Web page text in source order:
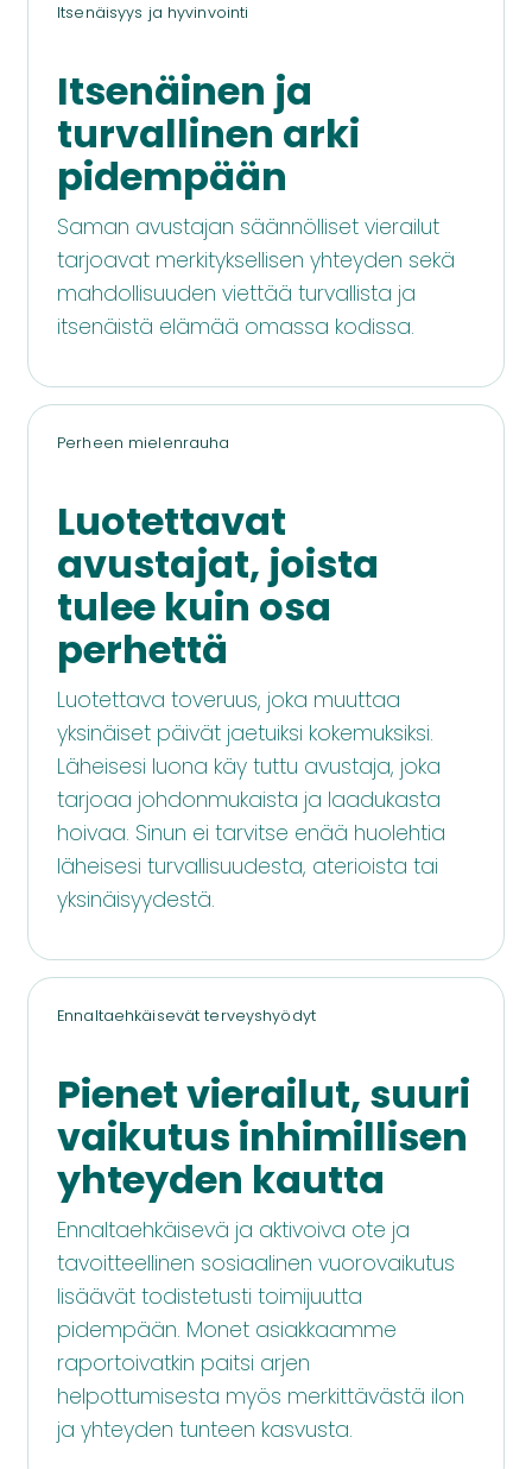
Itsenäisyys ja hyvinvointi
Itsenäinen ja
turvallinen arki
pidempään
Saman avustajan säännölliset vierailut
tarjoavat merkityksellisen yhteyden sekä
mahdollisuuden viettää turvallista ja
itsenäistä elämää omassa kodissa.
Perheen mielenrauha
Luotettavat
avustajat, joista
tulee kuin osa
perhettä
Luotettava toveruus, joka muuttaa
yksinäiset päivät jaetuiksi kokemuksiksi.
Läheisesi luona käy tuttu avustaja, joka
tarjoaa johdonmukaista ja laadukasta
hoivaa. Sinun ei tarvitse enää huolehtia
läheisesi turvallisuudesta, aterioista tai
yksinäisyydestä.
Ennaltaehkäisevät terveyshyödyt
Pienet vierailut, suuri
vaikutus inhimillisen
yhteyden kautta
Ennaltaehkäisevä ja aktivoiva ote ja
tavoitteellinen sosiaalinen vuorovaikutus
lisäävät todistetusti toimijuutta
pidempään. Monet asiakkaamme
raportoivatkin paitsi arjen
helpottumisesta myös merkittävästä ilon
ja yhteyden tunteen kasvusta.